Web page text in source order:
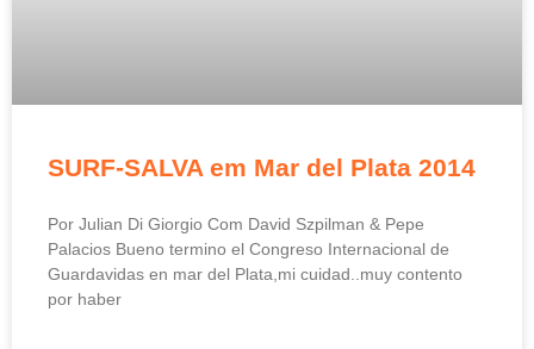
SURF-SALVA em Mar del Plata 2014
Por Julian Di Giorgio Com David Szpilman & Pepe
Palacios Bueno termino el Congreso Internacional de
Guardavidas en mar del Plata,mi cuidad..muy contento
por haber